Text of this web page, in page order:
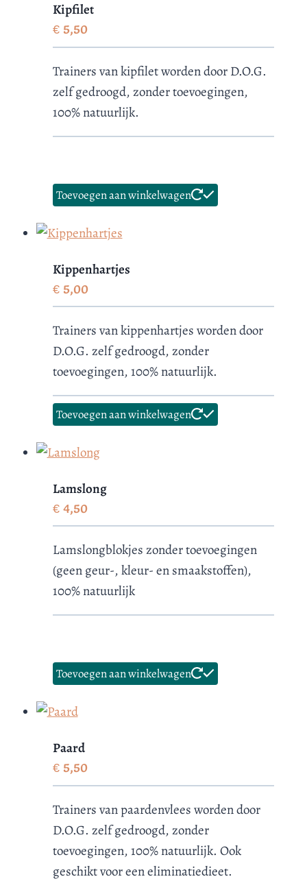
Kipfilet
€5,50
Trainers van kipfilet worden door D.O.G.
zelf gedroogd, zonder toevoegingen,
100% natuurlijk.
Toevoegen aan winkelwagen
Kippenhartjes
€5,00
Trainers van kippenhartjes worden door
D.O.G. zelf gedroogd, zonder
toevoegingen, 100% natuurlijk.
Toevoegen aan winkelwagen
Lamslong
€4,50
Lamslongblokjes zonder toevoegingen
(geen geur-, kleur- en smaakstoffen),
100% natuurlijk
Toevoegen aan winkelwagen
Paard
€5,50
Trainers van paardenvlees worden door
D.O.G. zelf gedroogd, zonder
toevoegingen, 100% natuurlijk. Ook
geschikt voor een eliminatiedieet.